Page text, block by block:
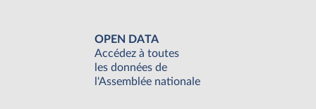
OPEN DATA
Accédez à toutes
les données de
l'Assemblée nationale